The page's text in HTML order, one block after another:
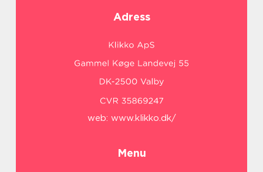
Adress
web: www.klikko.dk/
Menu